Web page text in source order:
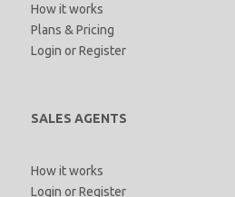
How it works
Plans & Pricing
Login orRegister
SALES AGENTS
How it works
Login orRegister